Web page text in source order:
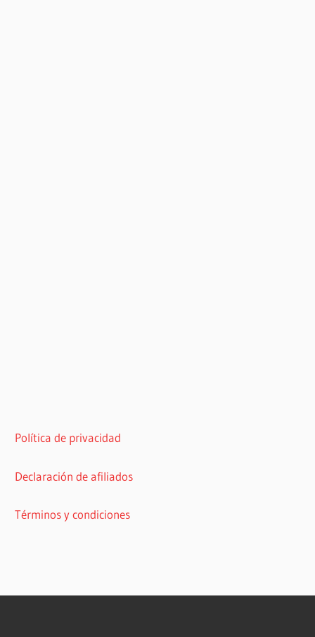
Política de privacidad
Declaración de afiliados
Términos y condiciones